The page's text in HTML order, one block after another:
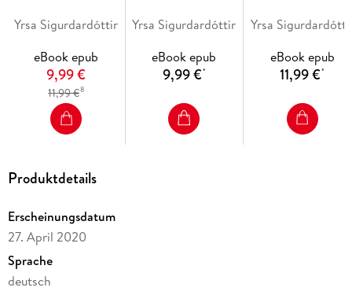
Yrsa Sigurdardóttir
eBook epub
9,99 €
11,99 €8
Yrsa Sigurdardóttir
eBook epub
9,99 €*
Yrsa
eBook epub
11,99 €*
Produktdetails
Erscheinungsdatum
27. April 2020
Sprache
deutsch